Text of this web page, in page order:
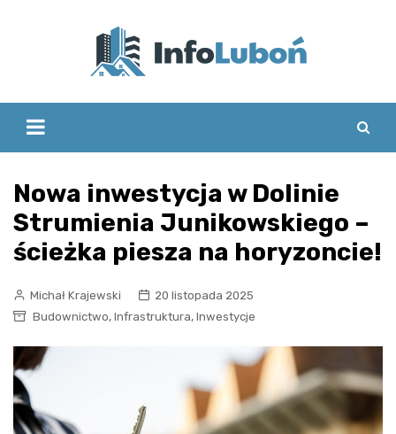
Nowa inwestycja w Dolinie
Strumienia Junikowskiego –
ścieżka piesza na horyzoncie!
Michał Krajewski
20 listopada 2025
Budownictwo, Infrastruktura, Inwestycje